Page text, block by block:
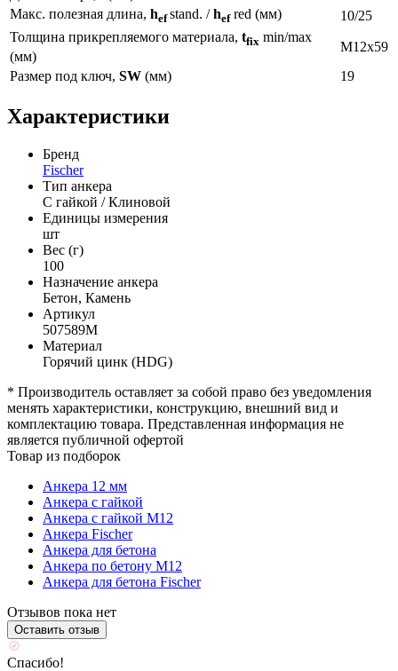
Макс. полезная длина, hefstand. /hefred (мм)
10/25
Толщина прикрепляемого материала, tfix min/max
(мм)
М12х59
Размер под ключ, SW (мм) 19
Характеристики
Бренд
Fischer
Тип анкера
С гайкой / Клиновой
Единицы измерения
шт
Вес (г)
100
Назначение анкера
Бетон, Камень
Артикул
507589M
Материал
Горячий цинк (HDG)
* Производитель оставляет за собой право без уведомления
менять характеристики, конструкцию, внешний вид и
комплектацию товара. Представленная информация не
является публичной офертой
Товар из подборок
Анкера 12 мм
Анкера с гайкой
Анкера с гайкой М12
Анкера Fischer
Анкера для бетона
Анкера по бетону М12
Анкера для бетона Fischer
Отзывов пока нет
Оставить отзыв
Спасибо!